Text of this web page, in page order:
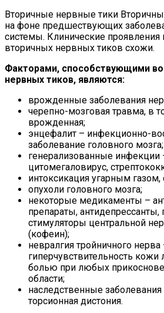
Вторичные нервные тики
на фоне предшествующих
системы. Клинические
вторичных нервных тиков схожи.
Факторами, способствующими
нервных тиков, являются:
врожденные заболевания
черепно-мозговая травма, в
врожденная;
энцефалит – инфекционно-
заболевание головного мозга;
генерализованные инфекции
цитомегаловирус,
интоксикация угарным газом,
опухоли головного мозга;
некоторые медикаменты –
препараты,
стимуляторы центральной
(кофеин);
невралгия тройничного нерва
гиперчувствительность
болью при любых
области;
наследственные заболевания
торсионная дистония.